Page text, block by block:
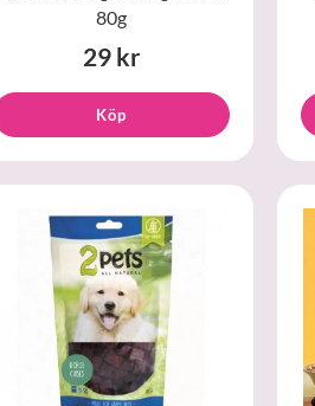
80g
29 kr
Köp